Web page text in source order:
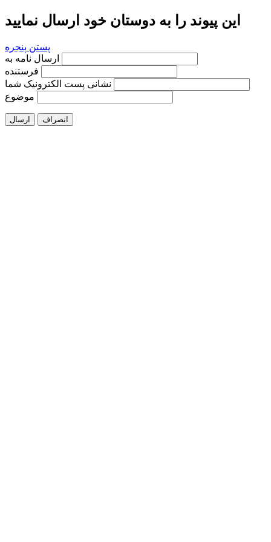
این پیوند را به دوستان خود ارسال نمایید
پستن پنجره
فرستنده
نشانی پست الکترونیک شما
موضوع
ارسال انصراف